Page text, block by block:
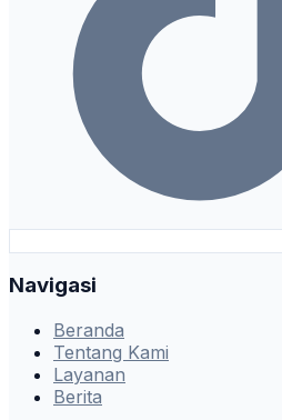
Navigasi
Beranda
Tentang Kami
Layanan
Berita